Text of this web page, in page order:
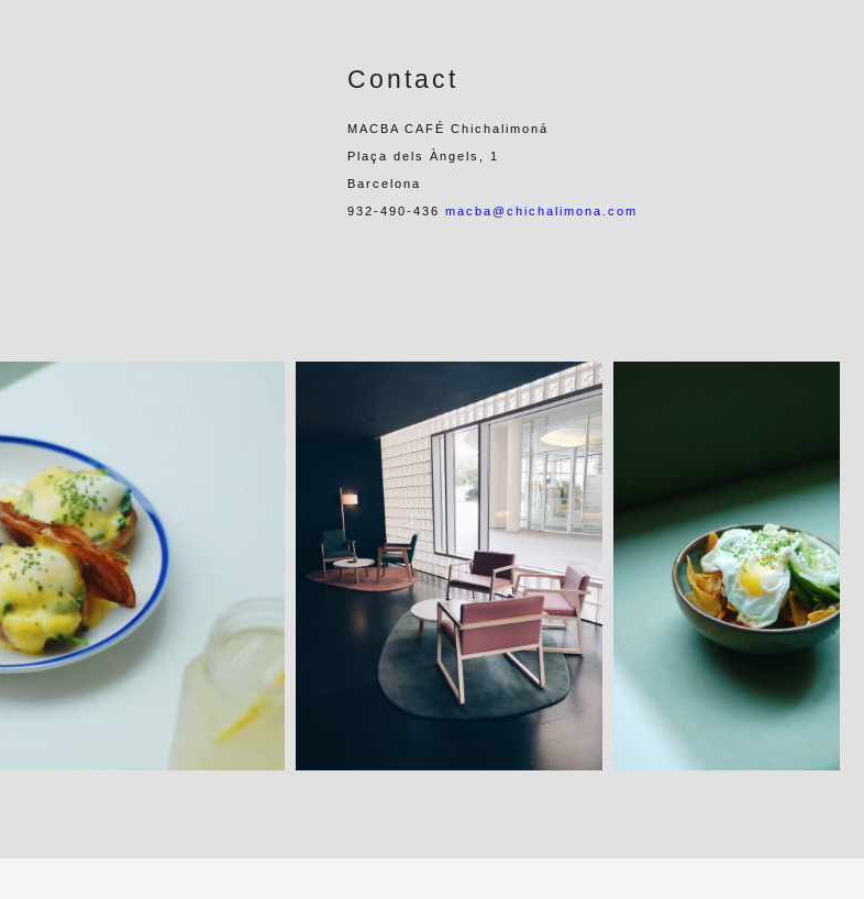
Contact
MACBA CAFÉ Chichalimoná
Plaça dels Àngels, 1
Barcelona
932-490-436macba@chichalimona.com